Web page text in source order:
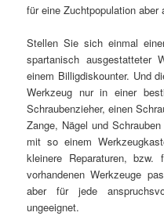
für eine Zuchtpopulation aber
Stellen Sie sich einmal
spartanisch ausgestatteter
einem Billigdiskounter. Und
Werkzeug nur in einer
Schraubenzieher, einen
Zange, Nägel und
mit so einem
kleinere Reparaturen,
vorhandenen Werkzeuge
aber für jede
ungeeignet.